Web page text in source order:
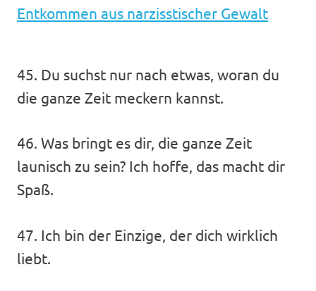
Entkommen aus narzisstischer Gewalt
45. Du suchst nur nach etwas, woran du
die ganze Zeit meckern kannst.
46. Was bringt es dir, die ganze Zeit
launisch zu sein? Ich hoffe, das macht dir
Spaß.
47. Ich bin der Einzige, der dich wirklich
liebt.